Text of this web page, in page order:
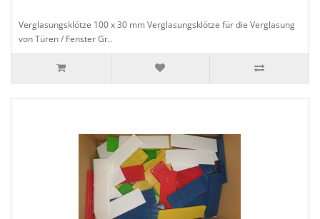
Verglasungsklötze 100 x 30 mm Verglasungsklötze für die Verglasung
von Türen / Fenster Gr..